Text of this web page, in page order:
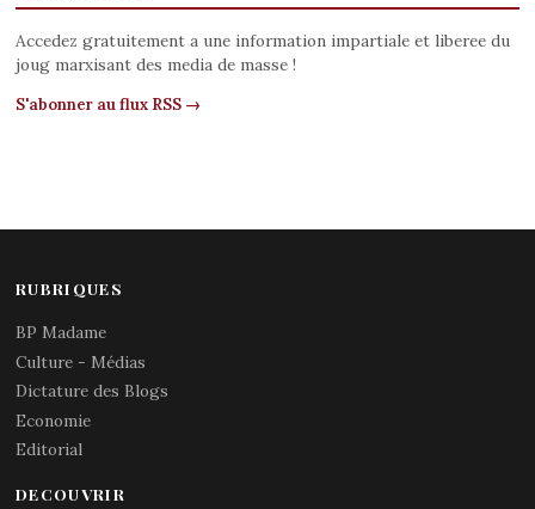
Accedez gratuitement a une information impartiale et liberee du
joug marxisant des media de masse !
S'abonner au flux RSS →
RUBRIQUES
BP Madame
Culture - Médias
Dictature des Blogs
Economie
Editorial
DECOUVRIR